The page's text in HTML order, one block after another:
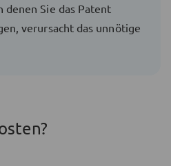
denen Sie das Patent
verursacht das unnötige